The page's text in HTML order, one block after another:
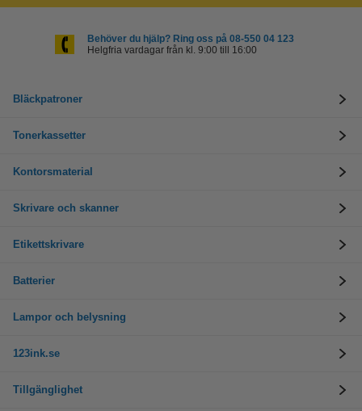
Behöver du hjälp? Ring oss på 08-550 04 123
Helgfria vardagar från kl. 9:00 till 16:00
Bläckpatroner
Tonerkassetter
Kontorsmaterial
Skrivare och skanner
Etikettskrivare
Batterier
Lampor och belysning
123ink.se
Tillgänglighet